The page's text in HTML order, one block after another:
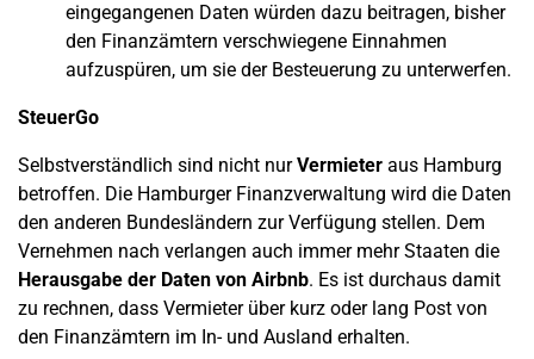
eingegangenen Daten würden dazu beitragen, bisher
den Finanzämtern verschwiegene Einnahmen
aufzuspüren, um sie der Besteuerung zu unterwerfen.
SteuerGo
Selbstverständlich sind nicht nurVermieter aus Hamburg
betroffen. Die Hamburger Finanzverwaltung wird die Daten
den anderen Bundesländern zur Verfügung stellen. Dem
Vernehmen nach verlangen auch immer mehr Staaten die
Herausgabe der Daten von Airbnb. Es ist durchaus damit
zu rechnen, dass Vermieter über kurz oder lang Post von
den Finanzämtern im In- und Ausland erhalten.